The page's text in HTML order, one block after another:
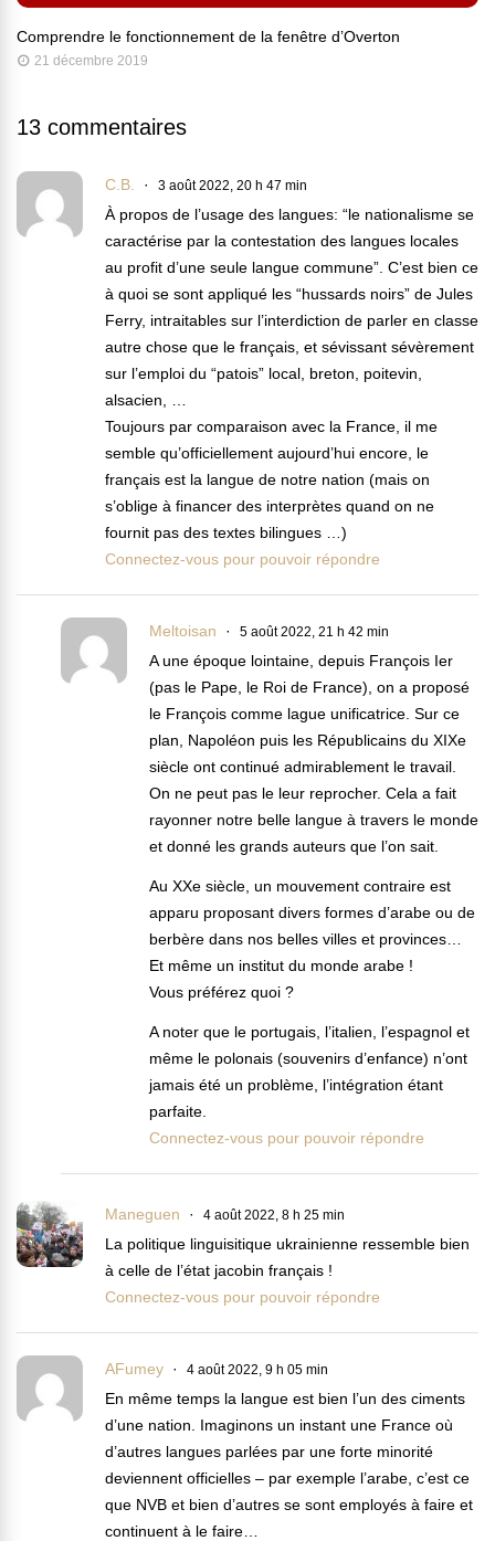
Comprendre le fonctionnement de la fenêtre d’Overton
21 décembre 2019
13 commentaires
C.B. 3 août 2022, 20 h 47 min
À propos de l’usage des langues: “le nationalisme se
caractérise par la contestation des langues locales
au profit d’une seule langue commune”. C’est bien ce
à quoi se sont appliqué les “hussards noirs” de Jules
Ferry, intraitables sur l’interdiction de parler en classe
autre chose que le français, et sévissant sévèrement
sur l’emploi du “patois” local, breton, poitevin,
alsacien, …
Toujours par comparaison avec la France, il me
semble qu’officiellement aujourd’hui encore, le
français est la langue de notre nation (mais on
s’oblige à financer des interprètes quand on ne
fournit pas des textes bilingues …)
Connectez-vous pour pouvoir répondre
Meltoisan 5 août 2022, 21 h 42 min
A une époque lointaine, depuis François Ier
(pas le Pape, le Roi de France), on a proposé
le François comme lague unificatrice. Sur ce
plan, Napoléon puis les Républicains du XIXe
siècle ont continué admirablement le travail.
On ne peut pas le leur reprocher. Cela a fait
rayonner notre belle langue à travers le monde
et donné les grands auteurs que l’on sait.
Au XXe siècle, un mouvement contraire est
apparu proposant divers formes d’arabe ou de
berbère dans nos belles villes et provinces…
Et même un institut du monde arabe !
Vous préférez quoi ?
A noter que le portugais, l’italien, l’espagnol et
même le polonais (souvenirs d’enfance) n’ont
jamais été un problème, l’intégration étant
parfaite.
Connectez-vous pour pouvoir répondre
Maneguen 4 août 2022, 8 h 25 min
La politique linguisitique ukrainienne ressemble bien
à celle de l’état jacobin français !
Connectez-vous pour pouvoir répondre
AFumey 4 août 2022, 9 h 05 min
En même temps la langue est bien l’un des ciments
d’une nation. Imaginons un instant une France où
d’autres langues parlées par une forte minorité
deviennent officielles – par exemple l’arabe, c’est ce
que NVB et bien d’autres se sont employés à faire et
continuent à le faire…